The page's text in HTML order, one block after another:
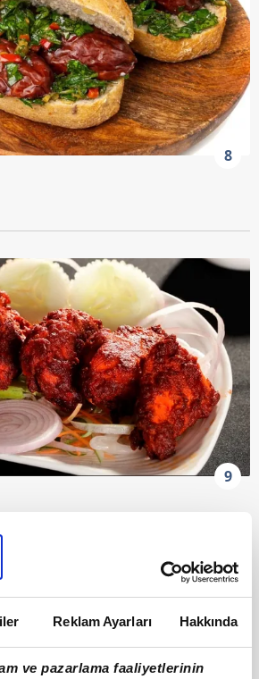
Reklam Ayarları Hakkında
ve pazarlama faaliyetlerinin
8
9